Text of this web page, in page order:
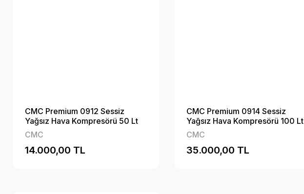
CMC Premium 0912 Sessiz
Yağsız Hava Kompresörü 50 Lt
CMC
14.000,00 TL
CMC Premium 0914 Sessiz
Yağsız Hava Kompresörü 100 Lt
CMC
35.000,00 TL